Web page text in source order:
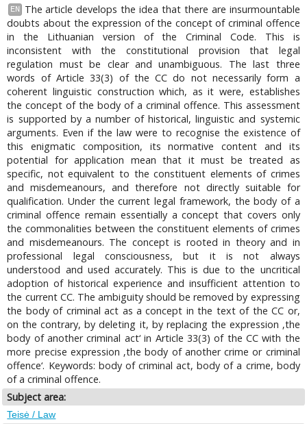
EN
The article develops the idea that there are insurmountable
doubts about the expression of the concept of criminal offence
in the Lithuanian version of the Criminal Code. This is
inconsistent with the constitutional provision that legal
regulation must be clear and unambiguous. The last three
words of Article 33(3) of the CC do not necessarily form a
coherent linguistic construction which, as it were, establishes
the concept of the body of a criminal offence. This assessment
is supported by a number of historical, linguistic and systemic
arguments. Even if the law were to recognise the existence of
this enigmatic composition, its normative content and its
potential for application mean that it must be treated as
specific, not equivalent to the constituent elements of crimes
and misdemeanours, and therefore not directly suitable for
qualification. Under the current legal framework, the body of a
criminal offence remain essentially a concept that covers only
the commonalities between the constituent elements of crimes
and misdemeanours. The concept is rooted in theory and in
professional legal consciousness, but it is not always
understood and used accurately. This is due to the uncritical
adoption of historical experience and insufficient attention to
the current CC. The ambiguity should be removed by expressing
the body of criminal act as a concept in the text of the CC or,
on the contrary, by deleting it, by replacing the expression ‚the
body of another criminal act‘ in Article 33(3) of the CC with the
more precise expression ‚the body of another crime or criminal
offence‘. Keywords: body of criminal act, body of a crime, body
of a criminal offence.
Subject area:
Teisė / Law